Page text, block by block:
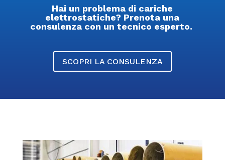
Hai un problema di cariche
elettrostatiche? Prenota una
consulenza con un tecnico esperto.
SCOPRI LA CONSULENZA